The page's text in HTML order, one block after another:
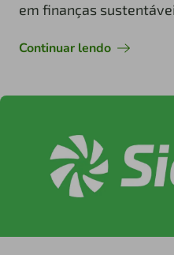
em finanças
Continuar lendo